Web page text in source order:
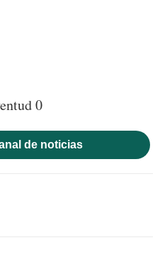
0
de noticias